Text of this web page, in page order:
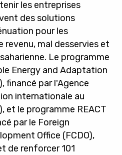
les entreprises
des solutions
pour les
mal desservies et
Le programme
Energy and Adaptation
financé par l'Agence
internationale au
et le programme REACT
par le Foreign
Office (FCDO),
de renforcer 101